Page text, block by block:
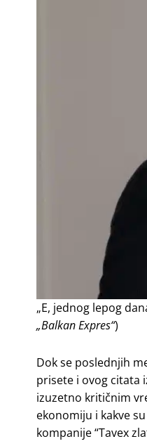
„E, jednog lepog
„Balkan Expres“)
Dok se poslednjih
prisete i ovog citata
izuzetno kritičnim
ekonomiju i kakve
kompanije “Tavex